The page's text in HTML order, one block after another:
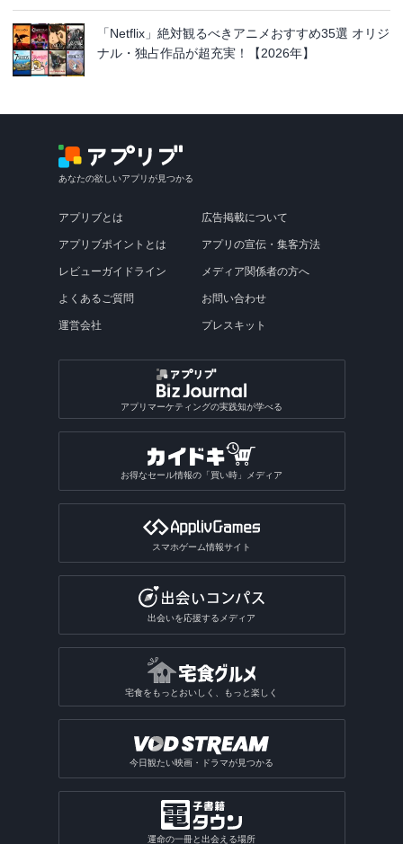
「Netflix」絶対観るべきアニメおすすめ35選 オリジ
ナル・独占作品が超充実！【2026年】
あなたの欲しいアプリが見つかる
アプリブとは
アプリブポイントとは
レビューガイドライン
よくあるご質問
運営会社
広告掲載について
アプリの宣伝・集客方法
メディア関係者の方へ
お問い合わせ
プレスキット
アプリマーケティングの実践知が学べる
お得なセール情報の「買い時」メディア
スマホゲーム情報サイト
出会いを応援するメディア
宅食をもっとおいしく、もっと楽しく
今日観たい映画・ドラマが見つかる
運命の一冊と出会える場所